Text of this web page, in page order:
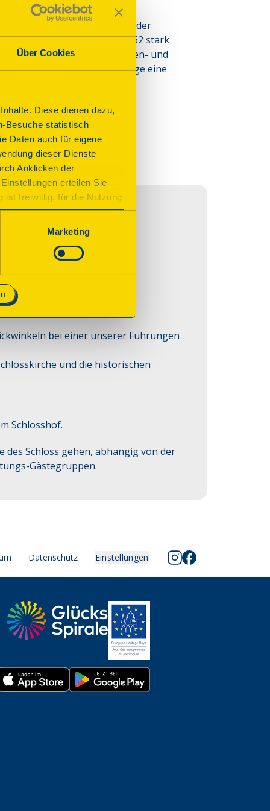
Über Cookies
Diese dienen dazu,
Besuche statistisch
Daten auch für eigene
dieser Dienste
Anklicken der
erteilen Sie
ist freiwillig, für die Nutzung
Sie das Consent Tool
notwendig und für den
Marketing
Mitteldeutschlands.
anschließend Errichtung der
Schloss Vorderort 1860-62 stark
Viertel des 16. Jhs., Garten- und
die historische Anlage eine
bei einer unserer Führungen
und die historischen
Schlosshof.
Schloss gehen, abhängig von der
Gästegruppen.
Datenschutz Einstellungen